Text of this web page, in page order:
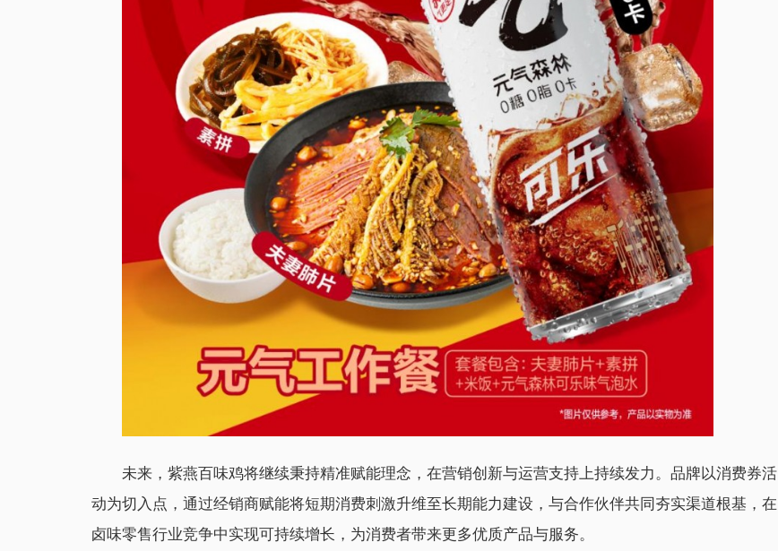
未来，紫燕百味鸡将继续秉持精准赋能理念，在营销创新与运营支持上持续发力。品牌以消费券活
动为切入点，通过经销商赋能将短期消费刺激升维至长期能力建设，与合作伙伴共同夯实渠道根基，在
卤味零售行业竞争中实现可持续增长，为消费者带来更多优质产品与服务。